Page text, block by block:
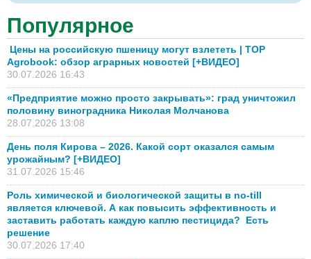
Популярное
Цены на российскую пшеницу могут взлететь | TOP
Agrobook: обзор аграрных новостей [+ВИДЕО]
30.07.2026 16:43
«Предприятие можно просто закрывать»: град уничтожил
половину виноградника Николая Молчанова
28.07.2026 13:08
День поля Кирова – 2026. Какой сорт оказался самым
урожайным? [+ВИДЕО]
31.07.2026 15:46
Роль химической и биологической защиты в no-till
является ключевой. А как повысить эффективность и
заставить работать каждую каплю пестицида? Есть
решение
30.07.2026 17:40